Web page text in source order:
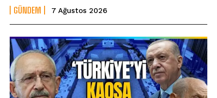
GÜNDEM 7 Ağustos 2026